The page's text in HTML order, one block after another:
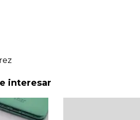
interesar